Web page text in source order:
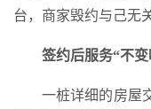
台，商家毁约与己无
签约后服务“不变
一桩详细的房屋交